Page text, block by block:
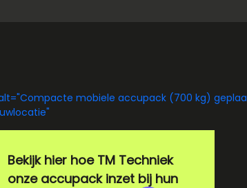
Bekijk hier hoe TM Techniek
onze accupack inzet bij hun